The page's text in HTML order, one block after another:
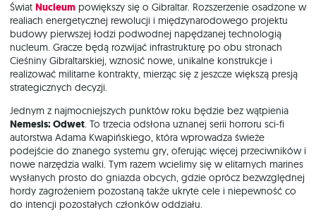
Świat Nucleum powiększy się o Gibraltar. Rozszerzenie osadzone w
realiach energetycznej rewolucji i międzynarodowego projektu
budowy pierwszej łodzi podwodnej napędzanej technologią
nucleum. Gracze będą rozwijać infrastrukturę po obu stronach
Cieśniny Gibraltarskiej, wznosić nowe, unikalne konstrukcje i
realizować militarne kontrakty, mierząc się z jeszcze większą presją
strategicznych decyzji.
Jednym z najmocniejszych punktów roku będzie bez wątpienia
Nemesis: Odwet. To trzecia odsłona uznanej serii horroru sci-fi
autorstwa Adama Kwapińskiego, która wprowadza świeże
podejście do znanego systemu gry, oferując więcej przeciwników i
nowe narzędzia walki. Tym razem wcielimy się w elitarnych marines
wysłanych prosto do gniazda obcych, gdzie oprócz bezwzględnej
hordy zagrożeniem pozostaną także ukryte cele i niepewność co
do intencji pozostałych członków oddziału.